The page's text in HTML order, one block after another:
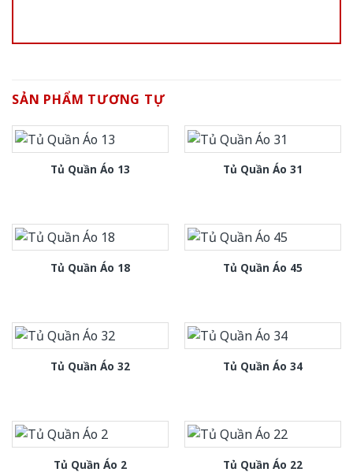
SẢN PHẨM TƯƠNG TỰ
Tủ Quần Áo 13 Tủ Quần Áo 31
Tủ Quần Áo 18 Tủ Quần Áo 45
Tủ Quần Áo 32 Tủ Quần Áo 34
Tủ Quần Áo 2 Tủ Quần Áo 22